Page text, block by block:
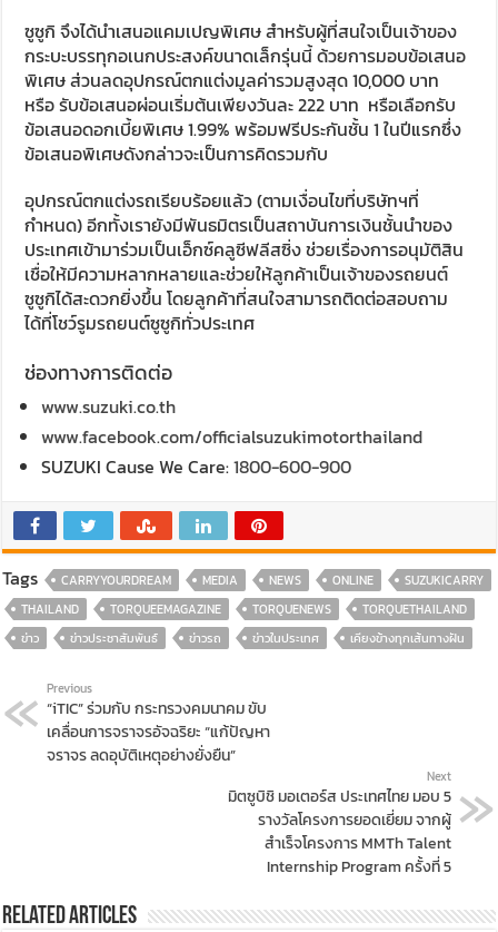
ซูซูกิ จึงได้นำเสนอแคมเปญพิเศษ สำหรับผู้ที่สนใจเป็นเจ้าของ
กระบะบรรทุกอเนกประสงค์ขนาดเล็กรุ่นนี้ ด้วยการมอบข้อเสนอ
พิเศษ ส่วนลดอุปกรณ์ตกแต่งมูลค่ารวมสูงสุด 10,000 บาท
หรือ รับข้อเสนอผ่อนเริ่มต้นเพียงวันละ 222 บาท หรือเลือกรับ
ข้อเสนอดอกเบี้ยพิเศษ 1.99% พร้อมฟรีประกันชั้น 1 ในปีแรกซึ่ง
ข้อเสนอพิเศษดังกล่าวจะเป็นการคิดรวมกับ
อุปกรณ์ตกแต่งรถเรียบร้อยแล้ว (ตามเงื่อนไขที่บริษัทฯที่
กำหนด) อีกทั้งเรายังมีพันธมิตรเป็นสถาบันการเงินชั้นนำของ
ประเทศเข้ามาร่วมเป็นเอ็กซ์คลูซีฟลีสซิ่ง ช่วยเรื่องการอนุมัติสิน
เชื่อให้มีความหลากหลายและช่วยให้ลูกค้าเป็นเจ้าของรถยนต์
ซูซูกิได้สะดวกยิ่งขึ้น โดยลูกค้าที่สนใจสามารถติดต่อสอบถาม
ได้ที่โชว์รูมรถยนต์ซูซูกิทั่วประเทศ
ช่องทางการติดต่อ
www.suzuki.co.th
www.facebook.com/officialsuzukimotorthailand
SUZUKI Cause We Care:1800-600-900
Tags CARRYYOURDREAM MEDIA NEWS ONLINE
SUZUKICARRY
THAILAND
TORQUEEMAGAZINE TORQUENEWS
TORQUETHAILAND
ข่าว
ข่าวประชาสัมพันธ์ ข่าวรถ ข่าวในประเทศ เคียงข้างทุกเส้นทางฝัน
Previous
“iTIC” ร่วมกับ กระทรวงคมนาคม ขับ
เคลื่อนการจราจรอัจฉริยะ “แก้ปัญหา
จราจร ลดอุบัติเหตุอย่างยั่งยืน”
Next
มิตซูบิชิ มอเตอร์ส ประเทศไทย มอบ 5
รางวัลโครงการยอดเยี่ยม จากผู้
สำเร็จโครงการ MMTh Talent
Internship Program ครั้งที่ 5
Related Articles